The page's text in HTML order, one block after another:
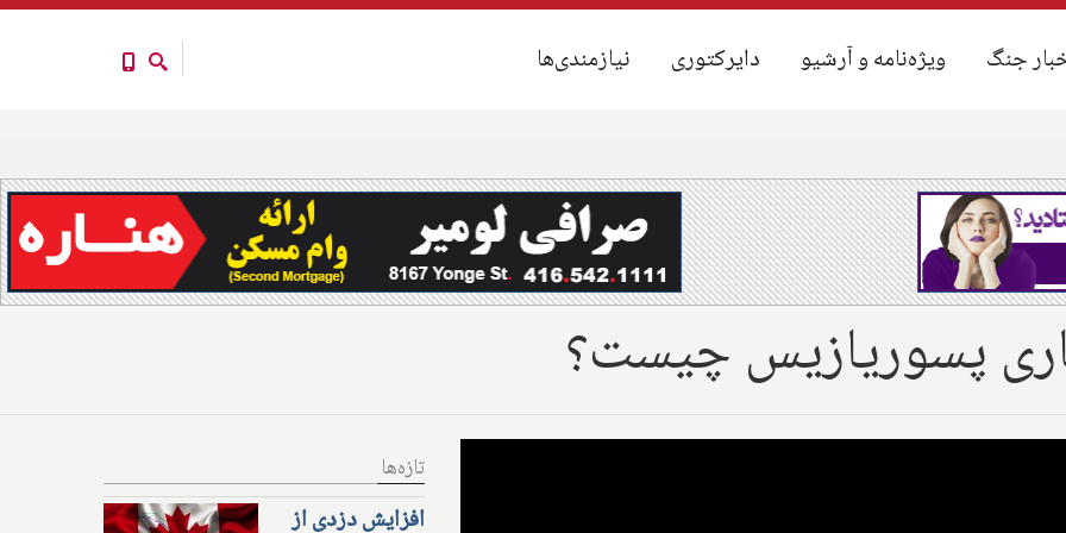
نیازمندی‌ها دایرکتوری ویژه‌نامه و آرشیو جنگ نیازمندی‌ها دایرکتوری ویژه‌نامه و آرشیو جنگ
پسوریازیس چیست؟
تازه‌ها
افزایش دزدی از